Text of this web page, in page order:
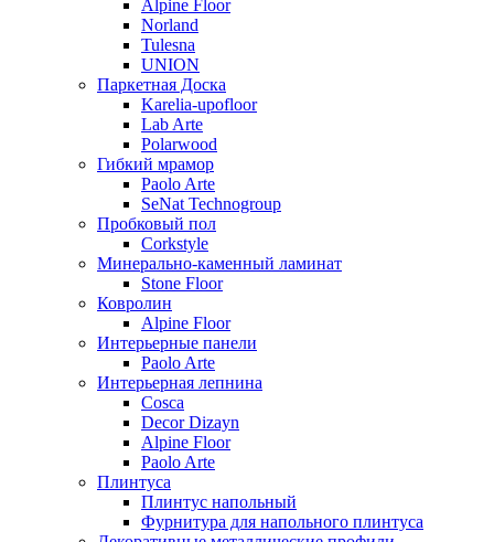
Alpine Floor
Norland
Tulesna
UNION
Паркетная Доска
Karelia-upofloor
Lab Arte
Polarwood
Гибкий мрамор
Paolo Arte
SeNat Technogroup
Пробковый пол
Corkstyle
Минерально-каменный ламинат
Stone Floor
Ковролин
Alpine Floor
Интерьерные панели
Paolo Arte
Интерьерная лепнина
Cosca
Decor Dizayn
Alpine Floor
Paolo Arte
Плинтуса
Плинтус напольный
Фурнитура для напольного плинтуса